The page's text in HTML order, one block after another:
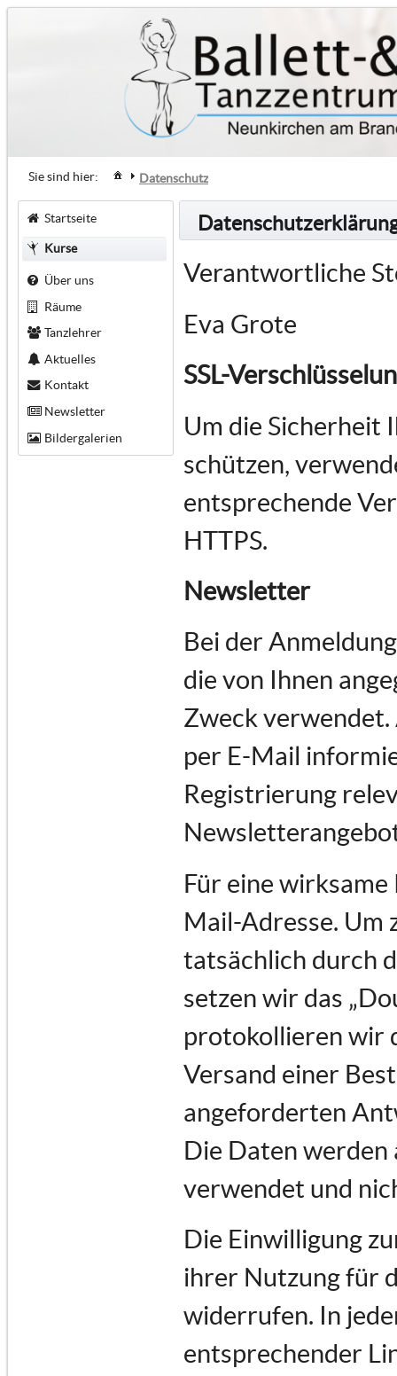
Sie sind hier: Datenschutz
Startseite
Kurse
Über uns
Räume
Tanzlehrer
Aktuelles
Kontakt
Newsletter
Bildergalerien
Verantwortliche
Eva Grote
SSL-
Um die Sicherheit
schützen,
entsprechende
HTTPS.
Newsletter
Bei der
die von Ihnen
Zweck
per E-Mail
Registrierung
Für eine
Mail-Adresse. Um
tatsächlich durch
setzen wir das
protokollieren wir
Versand einer
angeforderten
Die Daten
verwendet und
Die Einwilligung
ihrer Nutzung für
widerrufen. In
entsprechender